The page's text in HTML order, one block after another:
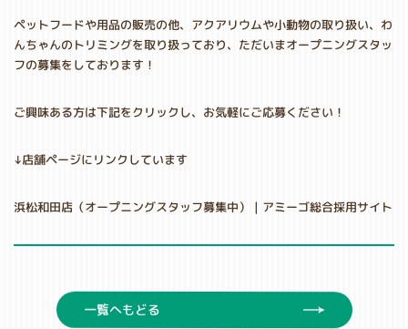
ペットフードや用品の販売の他、アクアリウムや小動物の取り扱い、わ
んちゃんのトリミングを取り扱っており、ただいまオープニングスタッ
フの募集をしております！
ご興味ある方は下記をクリックし、お気軽にご応募ください！
↓店舗ページにリンクしています
浜松和田店（オープニングスタッフ募集中） | アミーゴ総合採用サイト
一覧へもどる